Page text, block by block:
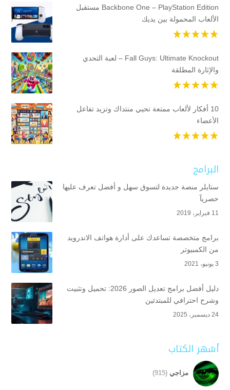
Backbone One – PlayStation Edition مستقبل
الألعاب المحمولة بين يديك
Fall Guys: Ultimate Knockout – لعبة التحدي
والإثارة المطلقة
10 أفكار لألعاب ممتعة تحيي منتداك وتزيد تفاعل
الأعضاء
البرامج
ستايلر منصة جديدة لتسوق سهل و أفضل تعرف عليها
حصرياََ
11 فبراير، 2019
برامج متخصصة تساعدك على أدارة هواتف الاندرويد
من الكمبيوتر
3 يونيو، 2021
دليل أفضل برامج تعديل الصور 2026: تحميل وتثبيت
وشرح احترافي للمبتدئين
24 ديسمبر، 2025
أشهر الكتاب
مزاجي (915)